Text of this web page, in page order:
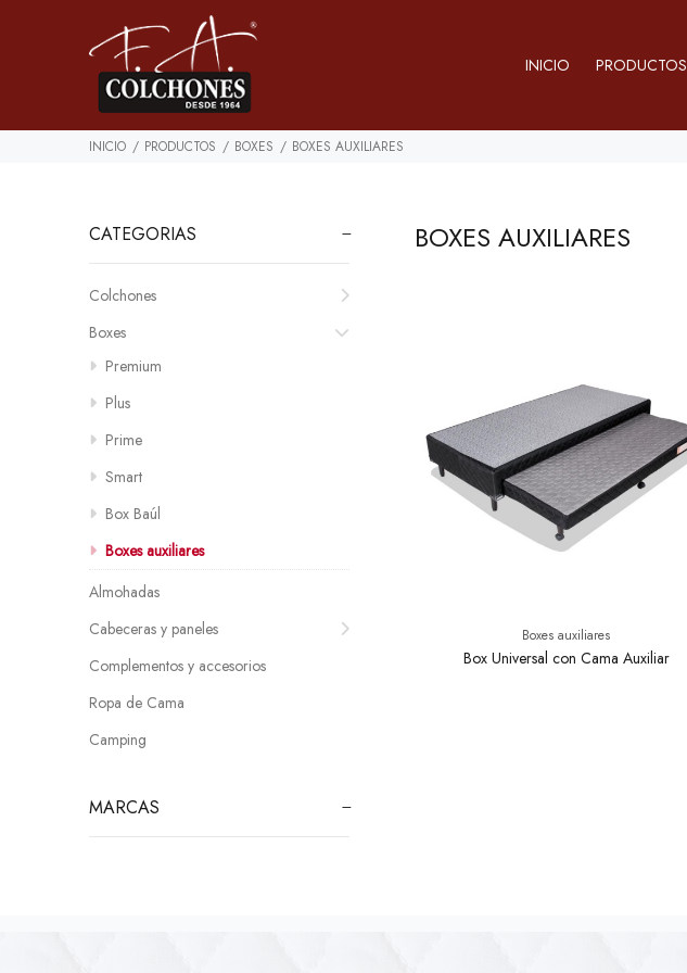
INICIO PRODUCTOS
INICIO PRODUCTOS BOXES BOXES AUXILIARES
CATEGORIAS
Colchones
Boxes
Premium
Plus
Prime
Smart
Box Baúl
Boxes auxiliares
Almohadas
Cabeceras y paneles
Complementos y accesorios
Ropa de Cama
Camping
MARCAS
BOXES AUXILIARES
Boxes auxiliares
Box Universal con Cama Auxiliar